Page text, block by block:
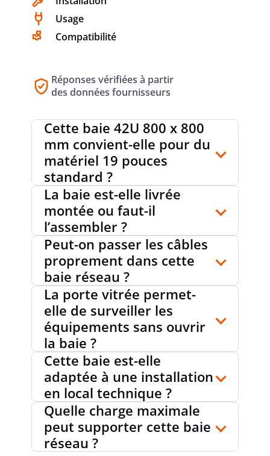
modèle répond aux attentes d’une baie de brassage
professionnelle destinée à accueillir des équipements 19
pouces dans de bonnes conditions d’intégration. C’est une
une installation de communication avec plus de clarté et de
capacité utile.
AVEC SOCLE
AVEC GUIDAGE DE CÂBLE VERTICAL
MATIÈRE
EXÉCUTION DE LA SURFACE revêtu de poudre
MODÈLE Avec cadre fixe
NUMÉRO RAL 9002
DÉMONTABLE
AVEC MISE À TERRE
PRODUCT CARBON
FOOTPRINT (CO2)
Estimation
Sonepar
Usage
Compatibilité
Réponses vérifiées à partir
des données fournisseurs
Cette baie 42U 800 x 800
mm convient-elle pour du
matériel 19 pouces
standard ?
La baie est-elle livrée
montée ou faut-il
l’assembler ?
Peut-on passer les câbles
proprement dans cette
baie réseau ?
La porte vitrée permet-
elle de surveiller les
équipements sans ouvrir
la baie ?
Cette baie est-elle
adaptée à une installation
en local technique ?
Quelle charge maximale
peut supporter cette baie
réseau ?